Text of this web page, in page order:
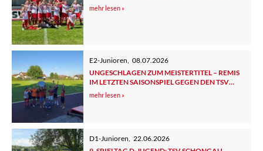
mehr lesen »
E2-Junioren, 08.07.2026
UNGESCHLAGEN ZUM MEISTERTITEL – REMIS
IM LETZTEN SAISONSPIEL GEGEN DEN TSV
TUTZING 2
mehr lesen »
D1-Junioren
22.06.2026